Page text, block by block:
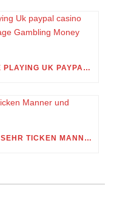
PAY BECAUSE OF THE MESSAGE PLAYING UK PAYPAL CASINO ONLINE APPRECIATE MERELY TEXT MESSAGE GAMBLING MONEY NETWORKS
TYPISCHE EIGENSCHAFTEN: SO SEHR TICKEN MANNER UND FRAUEN BEI DIESEM STERNBILD MUNI